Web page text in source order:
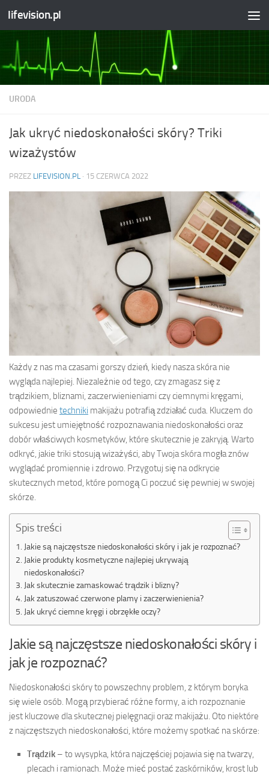
Skip to content
lifevision.pl
URODA
Jak ukryć niedoskonałości skóry? Triki
wizażystów
PRZEZ LIFEVISION.PL · 15 CZERWCA 2022
Każdy z nas ma czasami gorszy dzień, kiedy nasza skóra nie
wygląda najlepiej. Niezależnie od tego, czy zmagasz się z
trądzikiem, bliznami, zaczerwienieniami czy ciemnymi kręgami,
odpowiednie techniki makijażu potrafią zdziałać cuda. Kluczem do
sukcesu jest umiejętność rozpoznawania niedoskonałości oraz
dobór właściwych kosmetyków, które skutecznie je zakryją. Warto
odkryć, jakie triki stosują wizażyści, aby Twoja skóra mogła znów
wyglądać promiennie i zdrowo. Przygotuj się na odkrycie
skutecznych metod, które pomogą Ci poczuć się pewniej w swojej
skórze.
Spis treści
Jakie są najczęstsze niedoskonałości skóry i jak je rozpoznać?
Jakie produkty kosmetyczne najlepiej ukrywają
niedoskonałości?
Jak skutecznie zamaskować trądzik i blizny?
Jak zatuszować czerwone plamy i zaczerwienienia?
Jak ukryć ciemne kręgi i obrzękłe oczy?
Jakie są najczęstsze niedoskonałości skóry i
jak je rozpoznać?
Niedoskonałości skóry to powszechny problem, z którym boryka
się wiele osób. Mogą przybierać różne formy, a ich rozpoznanie
jest kluczowe dla skutecznej pielęgnacji oraz makijażu. Oto niektóre
z najczęstszych niedoskonałości, które możemy spotkać na skórze:
Trądzik – to wysypka, która najczęściej pojawia się na twarzy,
plecach i ramionach. Może mieć postać zaskórników, krost lub